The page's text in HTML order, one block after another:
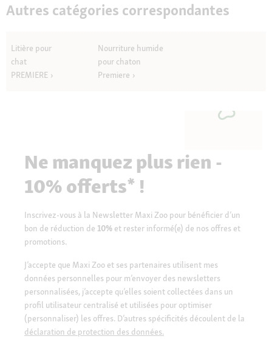
Autres catégories correspondantes
Litière pour
chat
PREMIERE
Nourriture humide
pour chaton
Premiere
Ne manquez plus rien -
10% offerts* !
Inscrivez-vous à la Newsletter Maxi Zoo pour bénéficier d’un
bon de réduction de 10% et rester informé(e) de nos offres et
promotions.
J’accepte que Maxi Zoo et ses partenaires utilisent mes
données personnelles pour m’envoyer des newsletters
personnalisées, j’accepte qu’elles soient collectées dans un
profil utilisateur centralisé et utilisées pour optimiser
(personnaliser) les offres. D’autres spécificités découlent de la
déclaration de protection des données.